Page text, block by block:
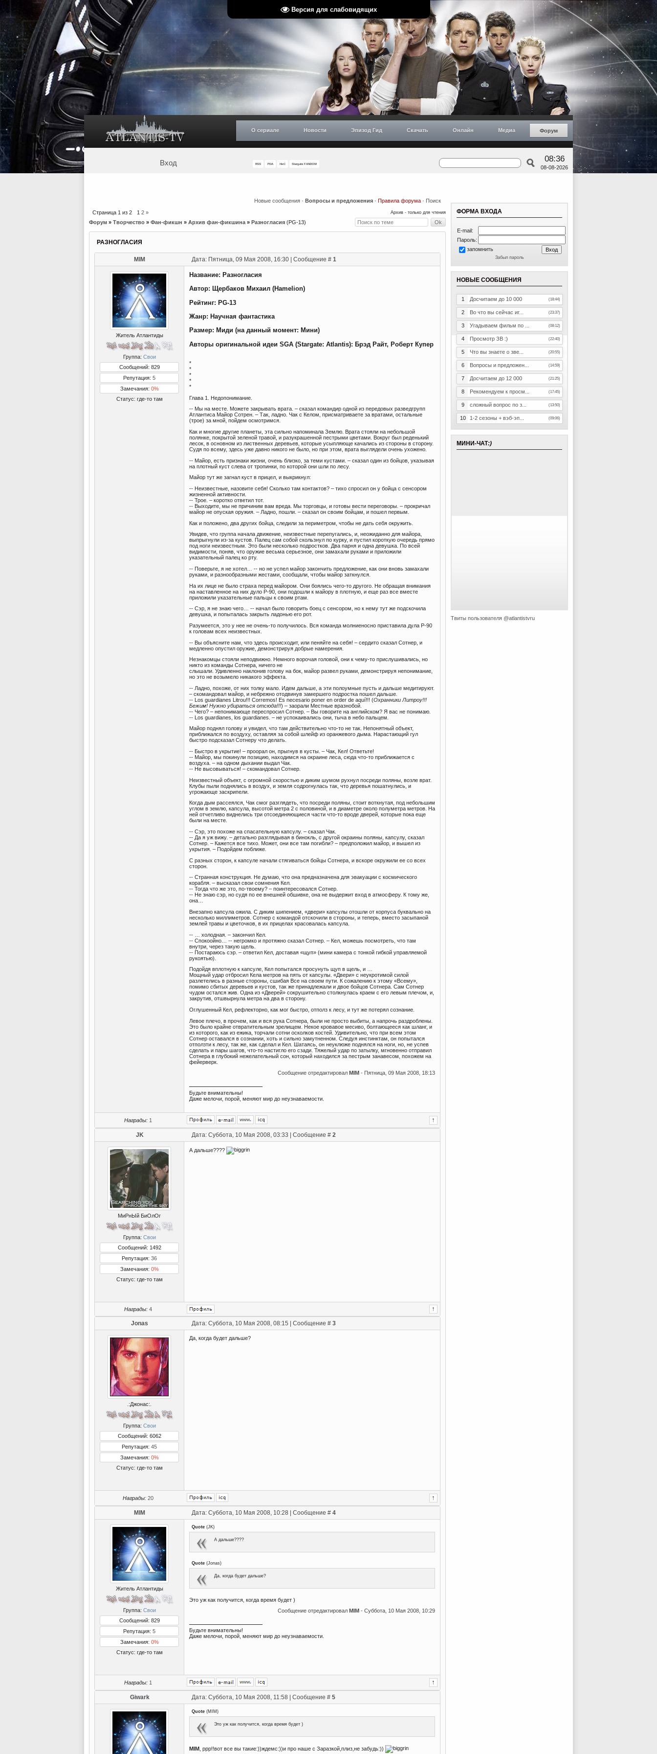
Версия для слабовидящих
О сериале Новости Эпизод Гид Скачать Онлайн Медиа Форум
Вход RSS PDA НиС Stargate FANDOM
08:36
08-08-2026
Новые сообщения · Вопросы и предложения · Правила форума · Поиск
Страница 1 из 2 1 2 » Архив - только для чтения
Форум » Творчество » Фан-фикшн » Архив фан-фикшина » Разногласия (PG-13)
РАЗНОГЛАСИЯ
MIM Дата: Пятница, 09 Мая 2008, 16:30 | Сообщение # 1
Житель Атлантиды
Группа: Свои
Сообщений: 829
Репутация: 5
Замечания: 0%
Статус: где-то там
Название: Разногласия
Автор: Щербаков Михаил (Hamelion)
Рейтинг: PG-13
Жанр: Научная фантастика
Размер: Миди (на данный момент: Мини)
Авторы оригинальной идеи SGA (Stargate: Atlantis): Брэд Райт, Роберт Купер
*
*
*
*
*
Глава 1. Недопонимание.
-- Мы на месте. Можете закрывать врата. – сказал командир одной из передовых разведгрупп
Атлантиса Майор Сотрен. – Так, ладно. Чак с Келом, присматриваете за вратами, остальные
(трое) за мной, пойдем осмотримся.
Как и многие другие планеты, эта сильно напоминала Землю. Врата стояли на небольшой
полянке, покрытой зеленой травой, и разукрашенной пестрыми цветами. Вокруг был реденький
лесок, в основном из лиственных деревьев, которые усыпляюще качались из стороны в сторону.
Судя по всему, здесь уже давно никого не было, но при этом, врата выглядели очень ухожено.
-- Майор, есть признаки жизни, очень близко, за теми кустами. – сказал один из бойцов, указывая
на плотный куст слева от тропинки, по которой они шли по лесу.
Майор тут же загнал куст в прицел, и выкрикнул:
-- Неизвестные, назовите себя! Сколько там контактов? – тихо спросил он у бойца с сенсором
жизненной активности.
-- Трое. – коротко ответил тот.
-- Выходите, мы не причиним вам вреда. Мы торговцы, и готовы вести переговоры. – прокричал
майор не опуская оружия. – Ладно, пошли. – сказал он своим бойцам, и пошел первым.
Как и положено, два других бойца, следили за периметром, чтобы не дать себя окружить.
Увидев, что группа начала движение, неизвестные перепугались, и, неожиданно для майора,
выпрыгнули из-за кустов. Палец сам собой скользнул по курку, и пустил короткую очередь прямо
под ноги неизвестным. Это были несколько подростков. Два парня и одна девушка. По всей
видимости, поняв, что оружие весьма серьезное, они замахали руками и приложили
указательный палец ко рту.
-- Поверьте, я не хотел… -- но не успел майор закончить предложение, как они вновь замахали
руками, и разнообразными жестами, сообщали, чтобы майор заткнулся.
На их лице не было страха перед майором. Они боялись чего-то другого. Не обращая внимания
на наставленное на них дуло P-90, они подошли к майору в плотную, и еще раз все вместе
приложили указательные пальцы к своим ртам.
-- Сэр, я не знаю чего… -- начал было говорить боец с сенсором, но к нему тут же подскочила
девушка, и попыталась закрыть ладонью его рот.
Разумеется, это у нее не очень-то получилось. Вся команда молниеносно приставила дула Р-90
к головам всех неизвестных.
-- Вы объясните нам, что здесь происходит, или пеняйте на себя! – сердито сказал Сотнер, и
медленно опустил оружие, демонстрируя добрые намерения.
Незнакомцы стояли неподвижно. Немного ворочая головой, они к чему-то прислушивались, но
никто из команды Сотнера, ничего не
слышали. Удивленно наклонив голову на бок, майор развел руками, демонстрируя непонимание,
но это не возымело никакого эффекта.
-- Ладно, похоже, от них толку мало. Идем дальше, а эти полоумные пусть и дальше медитируют.
– скомандовал майор, и небрежно отодвинув замершего подростка пошел дальше.
-- Los guardianes Litrou!!! Corremos! Es necesario poner en order de aquí!!! (Охранники Литроу!!!
Бежим! Нужно убираться отсюда!!!) – заорали Местные вразнобой.
-- Чего? – непонимающе переспросил Сотнер. – Вы говорите на английском? Я вас не понимаю.
-- Los guardianes, los guardianes. – не успокаивались они, тыча в небо пальцем.
Майор поднял голову и увидел, что там действительно что-то не так. Непонятный объект,
приближался по воздуху, оставляя за собой шлейф из оранжевого дыма. Нарастающий гул
быстро подсказал Сотнеру что делать.
-- Быстро в укрытие! – проорал он, прыгнув в кусты. – Чак, Кел! Ответьте!
-- Майор, мы покинули позицию, находимся на окраине леса, сюда что-то приближается с
воздуха. – на одном дыхании выдал Чак.
-- Не высовываться! – скомандовал Сотнер.
Неизвестный объект, с огромной скоростью и диким шумом рухнул посреди поляны, возле врат.
Клубы пыли поднялись в воздух, и земля содрогнулась так, что деревья пошатнулись, и
угрожающе заскрипели.
Когда дым рассеялся, Чак смог разглядеть, что посреди поляны, стоит воткнутая, под небольшим
углом в землю, капсула, высотой метра 2 с половиной, и в диаметре около полуметра метров. На
ней отчетливо виднелись три отсоединяющиеся части что-то вроде дверей, которые пока еще
были на месте.
-- Сэр, это похоже на спасательную капсулу. – сказал Чак.
-- Да я уж вижу. – детально разглядывая в бинокль, с другой окраины поляны, капсулу, сказал
Сотнер. – Кажется все тихо. Может, они все там погибли? – предположил майор, и вышел из
укрытия. – Подойдем поближе.
С разных сторон, к капсуле начали стягиваться бойцы Сотнера, и вскоре окружили ее со всех
сторон.
-- Странная конструкция. Не думаю, что она предназначена для эвакуации с космического
корабля. – высказал свои сомнения Кел.
-- Тогда что же это, по-твоему? – поинтересовался Сотнер.
-- Не знаю сэр, но судя по ее внешней обшивке, она не выдержит вход в атмосферу. К тому же,
она…
Внезапно капсула ожила. С диким шипением, «двери» капсулы отошли от корпуса буквально на
несколько миллиметров. Сотнер с командой отскочили в стороны, и теперь, вместо засыпаной
землей травы и цветочков, в их прицелах красовалась капсула.
-- … холодная. – закончил Кел.
-- Спокоойно… -- негромко и протяжно сказал Сотнер. – Кел, можешь посмотреть, что там
внутри, через такую щель.
-- Постараюсь сэр. – ответил Кел, доставая «щуп» (мини камера с тонкой гибкой управляемой
рукоятью).
Подойдя вплотную к капсуле, Кел попытался просунуть щуп в щель, и …
Мощный удар отбросил Кела метров на пять от капсулы. «Двери» с неукротимой силой
разлетелись в разные стороны, сшибая Все на своем пути. К сожалению к этому «Всему»,
помимо сбитых деревьев и кустов, так же принадлежали и двое бойцов Сотнера. Сам Сотнер
чудом остался жив. Одна из «Дверей» сокрушительно столкнулась краем с его левым плечом, и,
закрутив, отшвырнула метра на два в сторону.
Оглушенный Кел, рефлекторно, как мог быстро, отполз к лесу, и тут же потерял сознание.
Левое плечо, в прочем, как и вся рука Сотнера, были не просто выбиты, а напрочь раздроблены.
Это было крайне отвратительным зрелищем. Некое кровавое месиво, болтающееся как шланг, и
из которого, как из ежика, торчали сотни осколков костей. Удивительно, что при всем этом
Сотнер оставался в сознании, хоть и сильно замутненном. Следуя инстинктам, он попытался
отползти к лесу, так же, как сделал и Кел. Шатаясь, он неуклюже поднялся на ноги, но, не успев
сделать и пары шагов, что-то настигло его сзади. Тяжелый удар по затылку, мгновенно отправил
Сотнера в глубокий нежелательный сон, который находился за пестрым занавесом, похожем на
фейерверк.
Сообщение отредактировал MIM - Пятница, 09 Мая 2008, 18:13
Будьте внимательны!
Даже мелочи, порой, меняют мир до неузнаваемости.
Награды: 1
JK Дата: Суббота, 10 Мая 2008, 03:33 | Сообщение # 2
МиРнЫй БиОлОг
Группа: Свои
Сообщений: 1492
Репутация: 36
Замечания: 0%
Статус: где-то там
А дальше????
Награды: 4
Jonas Дата: Суббота, 10 Мая 2008, 08:15 | Сообщение # 3
.:Джонас:.
Группа: Свои
Сообщений: 6062
Репутация: 45
Замечания: 0%
Статус: где-то там
Да, когда будет дальше?
Награды: 20
MIM Дата: Суббота, 10 Мая 2008, 10:28 | Сообщение # 4
Житель Атлантиды
Группа: Свои
Сообщений: 829
Репутация: 5
Замечания: 0%
Статус: где-то там
Quote (JK)
А дальше????
Quote (Jonas)
Да, когда будет дальше?
Это уж как получится, когда время будет )
Сообщение отредактировал MIM - Суббота, 10 Мая 2008, 10:29
Будьте внимательны!
Даже мелочи, порой, меняют мир до неузнаваемости.
Награды: 1
Giwark Дата: Суббота, 10 Мая 2008, 11:58 | Сообщение # 5
Quote (MIM )
Это уж как получится, когда время будет )
MIM , ррр!!вот все вы такие:))ждемс:))и про наше с Заразкой,плиз,не забудь:))
ФОРМА ВХОДА
E-mail:
Пароль:
запомнить
Забыл пароль
НОВЫЕ СООБЩЕНИЯ
1 Досчитаем до 10 000 (18:44)
2 Во что вы сейчас иг... (23:37)
3 Угадываем фильм по ... (08:12)
4 Просмотр ЗВ :) (22:40)
5 Что вы знаете о зве... (20:55)
6 Вопросы и предложен... (14:59)
7 Досчитаем до 12 000 (21:25)
8 Рекомендуем к просм... (17:45)
9 сложный вопрос по з... (13:50)
10 1-2 сезоны + вэб-эп... (09:06)
МИНИ-ЧАТ:)
Твиты пользователя @atlantistvru